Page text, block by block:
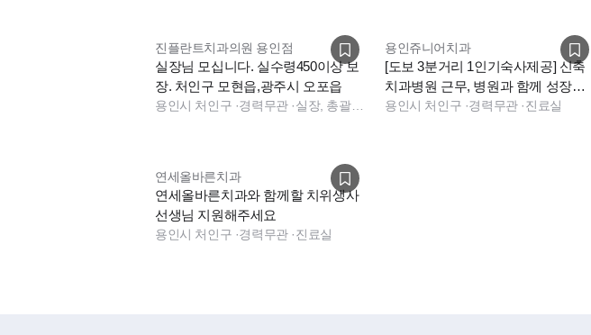
진플란트치과의원 용인점
실장님 모십니다. 실수령450이상 보
장. 처인구 모현읍,광주시 오포읍
용인시 처인구 ·경력무관· 실장, 총괄실장
용인쥬니어치과
[도보 3분거리 1인기숙사제공] 신축
치과병원 근무, 병원과 함께 성장하
실 직원을 찾습니다
용인시 처인구 ·경력무관·진료실
연세올바른치과
연세올바른치과와 함께할 치위생사
선생님 지원해주세요
용인시 처인구 ·경력무관·진료실